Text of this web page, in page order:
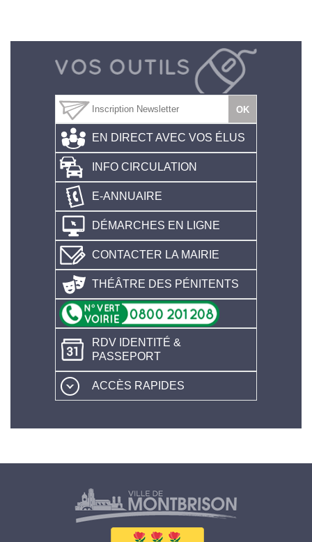
EN DIRECT AVEC VOS ÉLUS
INFO CIRCULATION
E-ANNUAIRE
DÉMARCHES EN LIGNE
CONTACTER LA MAIRIE
THÉÂTRE DES PÉNITENTS
RDV IDENTITÉ &
PASSEPORT
ACCÈS RAPIDES